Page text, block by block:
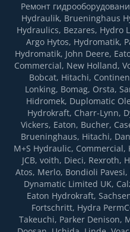
Ремонт
Hydraulik, Brueninghaus
Hydraulics, Bezares, Hydro
Argo Hytos, Hydromatik,
Hydromatik, John Deere,
Commercial, New Holland,
Bobcat, Hitachi,
Lonking, Bomag, Orsta,
Hidromek, Duplomatic
Hydrokraft, Charr-Lynn,
Vickers, Eaton, Bucher,
Brueninghaus, Hitachi,
M+S Hydraulic,
JCB, voith, Dieci, Rexroth,
Atos, Merlo, Bondioli
Dynamatic Limited UK,
Eaton Hydrokraft,
Fortsсhritt, Hydra
Takeuchi, Parker Denison,